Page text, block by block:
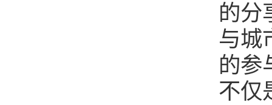
的分
与城
的参
不仅